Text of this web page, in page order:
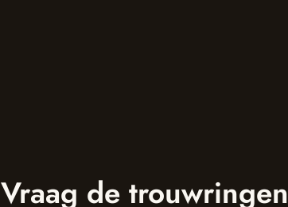
Vraag de trouwringen